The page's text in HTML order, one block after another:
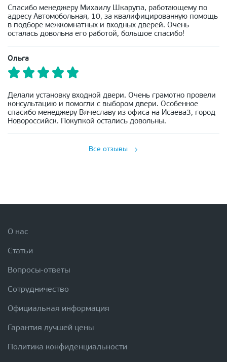
Спасибо менеджеру Михаилу Шкарупа, работающему по
адресу Автомобольная, 10, за квалифицированную помощь
в подборе межкомнатных и входных дверей. Очень
осталась довольна его работой, большое спасибо!
Ольга
Делали установку входной двери. Очень грамотно провели
консультацию и помогли с выбором двери. Особенное
спасибо менеджеру Вячеславу из офиса на Исаева3, город
Новороссийск. Покупкой остались довольны.
Все отзывы
О нас
Статьи
Вопросы-ответы
Сотрудничество
Официальная информация
Гарантия лучшей цены
Политика конфиденциальности